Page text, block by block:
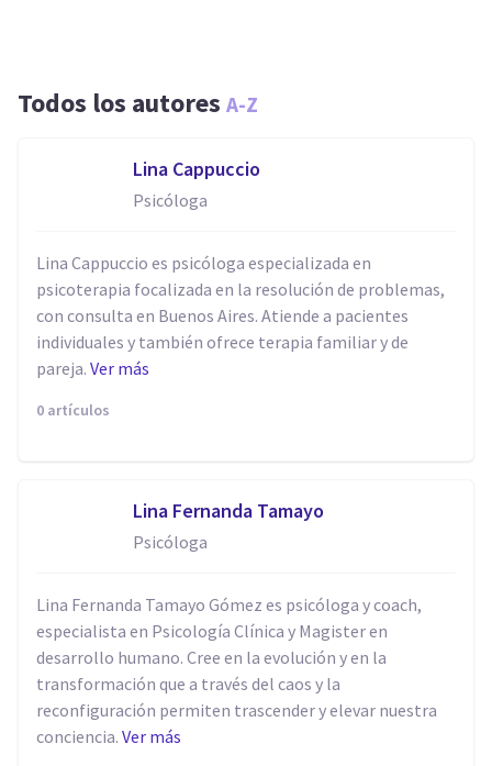
Todos los autores A-Z
Lina Cappuccio
Psicóloga
Lina Cappuccio es psicóloga especializada en
psicoterapia focalizada en la resolución de problemas,
con consulta en Buenos Aires. Atiende a pacientes
individuales y también ofrece terapia familiar y de
pareja. Ver más
0 artículos
Lina Fernanda Tamayo
Psicóloga
Lina Fernanda Tamayo Gómez es psicóloga y coach,
especialista en Psicología Clínica y Magister en
desarrollo humano. Cree en la evolución y en la
transformación que a través del caos y la
reconfiguración permiten trascender y elevar nuestra
conciencia. Ver más